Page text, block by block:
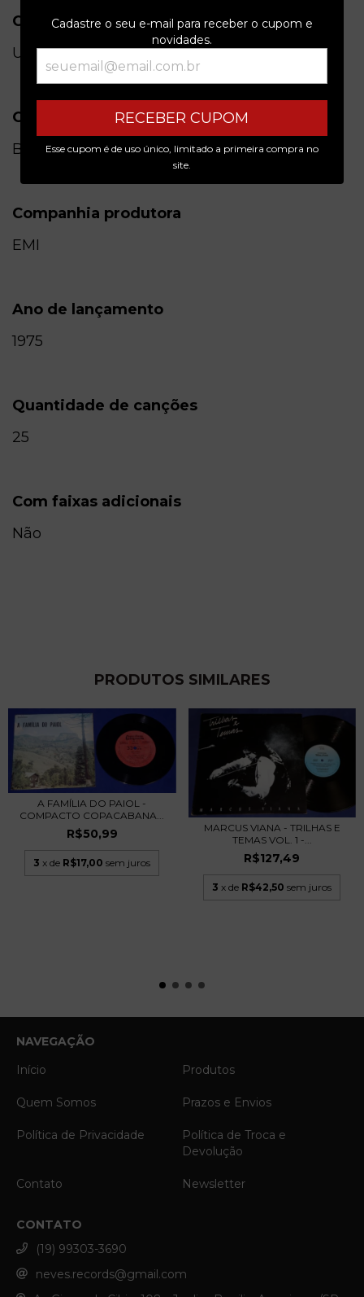
Cadastre o seu e-mail para receber o cupom e
novidades.
RECEBER CUPOM
Esse cupom é de uso único, limitado a primeira compra no
site.
Condição do item
Usado
Origem
Brasil
Companhia produtora
EMI
Ano de lançamento
1975
Quantidade de canções
25
Com faixas adicionais
Não
PRODUTOS SIMILARES
A FAMÍLIA DO PAIOL -
COMPACTO COPACABANA...
R$50,99
3 x de R$17,00 sem juros
MARCUS VIANA - TRILHAS E
TEMAS VOL. 1 -...
R$127,49
3 x de R$42,50 sem juros
NAVEGAÇÃO
Início
Produtos
Quem Somos Prazos e Envios
Política de Privacidade
Política de Troca e
Devolução
Contato Newsletter
CONTATO
(19) 99303-3690
neves.records@gmail.com